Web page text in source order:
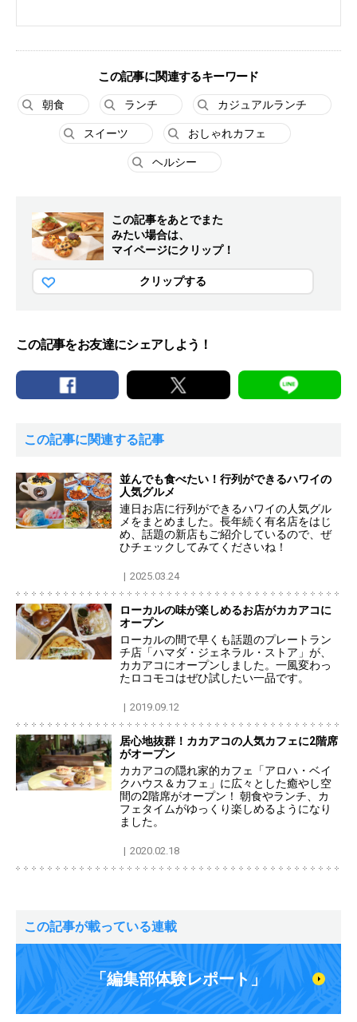
この記事に関連するキーワード
朝食 ランチ カジュアルランチ
スイーツ おしゃれカフェ
ヘルシー
この記事をあとでまた
みたい場合は、
マイページにクリップ！
クリップする
この記事をお友達にシェアしよう！
この記事に関連する記事
並んでも食べたい！行列ができるハワイの
人気グルメ
連日お店に行列ができるハワイの人気グル
メをまとめました。長年続く有名店をはじ
め、話題の新店もご紹介しているので、ぜ
ひチェックしてみてくださいね！
2025.03.24
ローカルの味が楽しめるお店がカカアコに
オープン
ローカルの間で早くも話題のプレートラン
チ店「ハマダ・ジェネラル・ストア」が、
カカアコにオープンしました。一風変わっ
たロコモコはぜひ試したい一品です。
2019.09.12
居心地抜群！カカアコの人気カフェに2階席
がオープン
カカアコの隠れ家的カフェ「アロハ・ベイ
クハウス＆カフェ」に広々とした癒やし空
間の2階席がオープン！ 朝食やランチ、カ
フェタイムがゆっくり楽しめるようになり
ました。
2020.02.18
この記事が載っている連載
「編集部体験レポート」